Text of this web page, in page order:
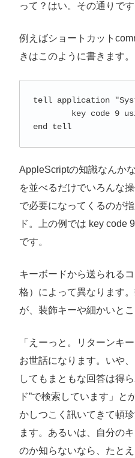
って？はい。その通りです
例えばショートカット
きはこのように書きます。
tell application
end tell
AppleScriptの知識なんか
を並べるだけでいろんな
で必要になってくるのが
ド。上の例では key code
です。
キーボードから送られる
格）によって異なります
が、装飾キーや細かいと
「えーっと。リターンキ
お世話になります。いや
してもまともな回答は得
ド”で検索しています」と
かしつこく訊いてきて頓
ます。あるいは、自分の
のか知らないなら、たと